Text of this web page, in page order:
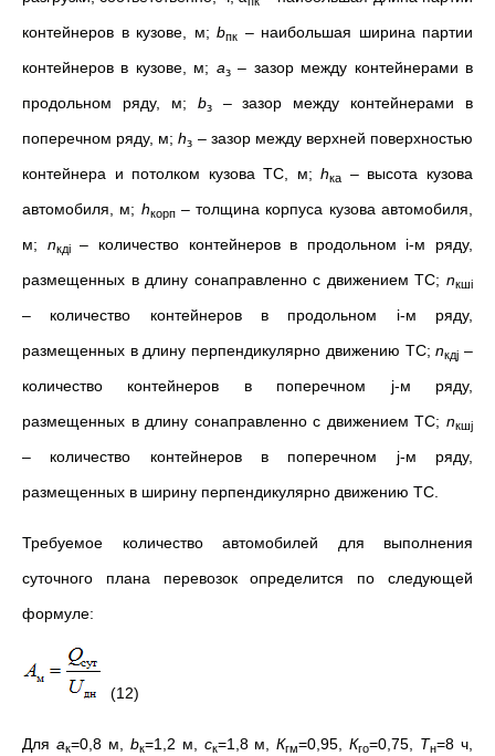
контейнеров в кузове, м; bпк – наибольшая ширина партии
контейнеров в кузове, м; aз– зазор между контейнерами в
продольном ряду, м; bз– зазор между контейнерами в
поперечном ряду, м;hз – зазор между верхней поверхностью
контейнера и потолком кузова ТС, м;hка
– высота кузова
автомобиля, м; hкорп– толщина корпуса кузова автомобиля,
м; nкдi– количество контейнеров в продольном i-м ряду,
размещенных в длину сонаправленно с движением ТС; nкшi
– количество контейнеров в продольном i-м ряду,
размещенных в длину перпендикулярно движению ТС;nкдj –
количество контейнеров в поперечном j-м ряду,
размещенных в длину сонаправленно с движением ТС; nкшj
– количество контейнеров в поперечном j-м ряду,
размещенных в ширину перпендикулярно движению ТС.
Требуемое количество автомобилей для выполнения
суточного плана перевозок определится по следующей
формуле:
(12)
Для ак=0,8 м, bк=1,2 м, cк=1,8 м,Кгм=0,95,Кго=0,75, Tн=8 ч,